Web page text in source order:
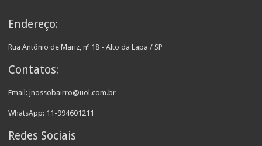
Endereço:
Rua Antônio de Mariz, nº 18 - Alto da Lapa / SP
Contatos:
Email: jnossobairro@uol.com.br
WhatsApp: 11-994601211
Redes Sociais